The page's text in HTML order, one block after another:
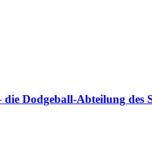
Dodgeball-Abteilung des